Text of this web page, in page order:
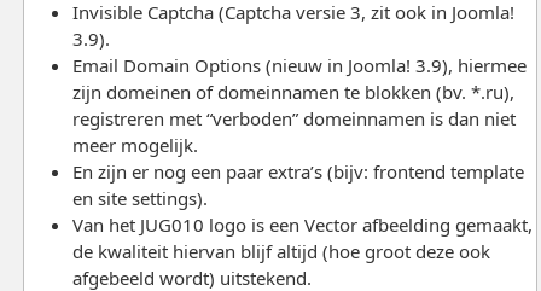
Invisible Captcha (Captcha versie 3, zit ook in Joomla!
3.9).
Email Domain Options (nieuw in Joomla! 3.9), hiermee
zijn domeinen of domeinnamen te blokken (bv. *.ru),
registreren met “verboden” domeinnamen is dan niet
meer mogelijk.
En zijn er nog een paar extra’s (bijv: frontend template
en site settings).
Van het JUG010 logo is een Vector afbeelding gemaakt,
de kwaliteit hiervan blijf altijd (hoe groot deze ook
afgebeeld wordt) uitstekend.